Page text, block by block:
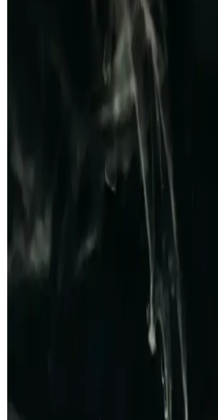
Yazlık erkek pijama altları hafif,
çeşitli modeller ve desenlerde
önemlidir, yaz aylarında rahatlık
Dockers 226324
Konforu Bir Arada Sunan
Dockers 226324 kahverengi erkek
desteğiyle rahatlık ve dayanıklılık
boyu konfor sağlar.
Erkekler İçin Kareli Pijama
Şık Ev Giyim Tarzları
Kareli pijamalar, erkekler arasında
bir arada sunar. Farklı modeller ve
giyiminde ideal tercihlerin başında
Erkekler İçin Zara
Tarzınızı Yansıtan Şık ve
Zara’nın geniş erkek pantolon ve
konforu bir arada yakalayın.
modellerle kendinizi ifade edin.